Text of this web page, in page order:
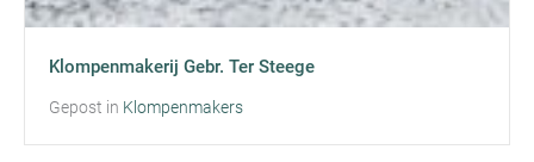
Klompenmakerij Gebr. Ter Steege
Gepost in Klompenmakers